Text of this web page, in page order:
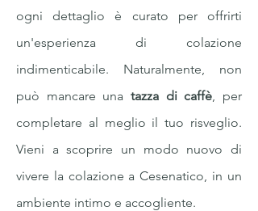
ogni dettaglio è curato per offrirti
un'esperienza di colazione
indimenticabile. Naturalmente, non
può mancare una tazza di caffè, per
completare al meglio il tuo risveglio.
Vieni a scoprire un modo nuovo di
vivere la colazione a Cesenatico, in un
ambiente intimo e accogliente.